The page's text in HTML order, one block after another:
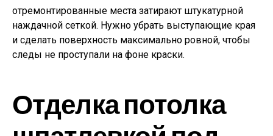
отремонтированные места затирают штукатурной
наждачной сеткой. Нужно убрать выступающие края
и сделать поверхность максимально ровной, чтобы
следы не проступали на фоне краски.
Отделка потолка